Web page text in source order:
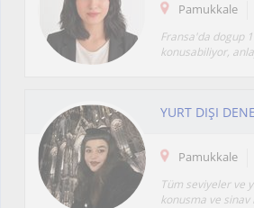
Pamukkale
Fransa'da dogup
konusabiliyor,
Pamukkale
Tüm seviyeler ve
konusma ve